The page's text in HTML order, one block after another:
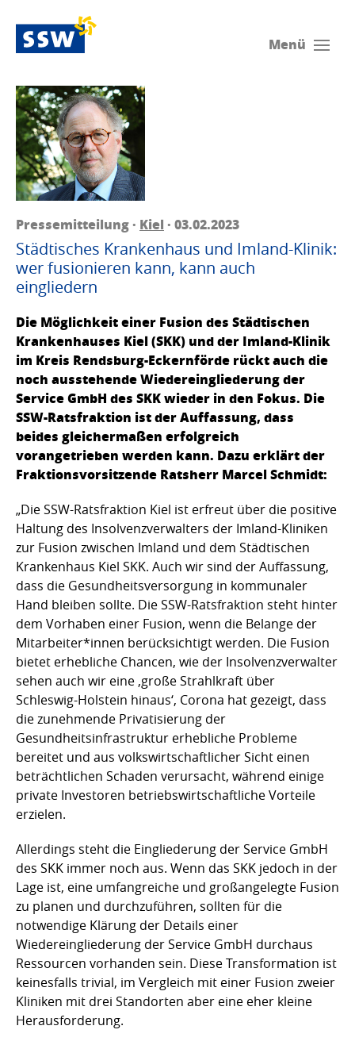
Menü
Pressemitteilung · Kiel · 03.02.2023
Städtisches Krankenhaus und Imland-Klinik:
wer fusionieren kann, kann auch
eingliedern
Die Möglichkeit einer Fusion des Städtischen
Krankenhauses Kiel (SKK) und der Imland-Klinik
im Kreis Rendsburg-Eckernförde rückt auch die
noch ausstehende Wiedereingliederung der
Service GmbH des SKK wieder in den Fokus. Die
SSW-Ratsfraktion ist der Auffassung, dass
beides gleichermaßen erfolgreich
vorangetrieben werden kann. Dazu erklärt der
Fraktionsvorsitzende Ratsherr Marcel Schmidt:
„Die SSW-Ratsfraktion Kiel ist erfreut über die positive
Haltung des Insolvenzverwalters der Imland-Kliniken
zur Fusion zwischen Imland und dem Städtischen
Krankenhaus Kiel SKK. Auch wir sind der Auffassung,
dass die Gesundheitsversorgung in kommunaler
Hand bleiben sollte. Die SSW-Ratsfraktion steht hinter
dem Vorhaben einer Fusion, wenn die Belange der
Mitarbeiter*innen berücksichtigt werden. Die Fusion
bietet erhebliche Chancen, wie der Insolvenzverwalter
sehen auch wir eine ‚große Strahlkraft über
Schleswig-Holstein hinaus‘, Corona hat gezeigt, dass
die zunehmende Privatisierung der
Gesundheitsinfrastruktur erhebliche Probleme
bereitet und aus volkswirtschaftlicher Sicht einen
beträchtlichen Schaden verursacht, während einige
private Investoren betriebswirtschaftliche Vorteile
erzielen.
Allerdings steht die Eingliederung der Service GmbH
des SKK immer noch aus. Wenn das SKK jedoch in der
Lage ist, eine umfangreiche und großangelegte Fusion
zu planen und durchzuführen, sollten für die
notwendige Klärung der Details einer
Wiedereingliederung der Service GmbH durchaus
Ressourcen vorhanden sein. Diese Transformation ist
keinesfalls trivial, im Vergleich mit einer Fusion zweier
Kliniken mit drei Standorten aber eine eher kleine
Herausforderung.